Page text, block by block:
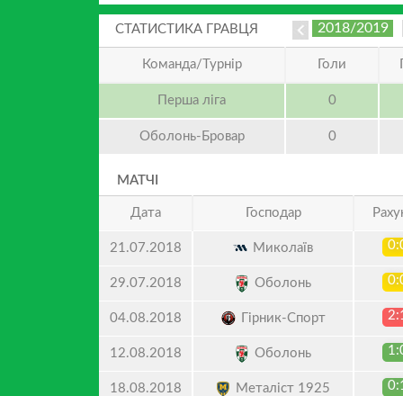
СТАТИСТИКА ГРАВЦЯ 2018/2019
Команда/Турнір Голи
Перша ліга 0
Оболонь-Бровар 0
МАТЧІ
Дата Господар
21.07.2018 Миколаїв
29.07.2018 Оболонь
04.08.2018 Гірник-Спорт
12.08.2018 Оболонь
18.08.2018 Металіст 1925